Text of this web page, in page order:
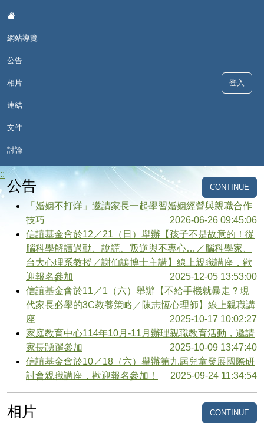
網站導覽
公告
相片
連結
文件
討論
登入
公告 CONTINUE
「婚姻不打烊」邀請家長一起學習婚姻經營與親職合作
技巧
2026-06-26 09:45:06
信誼基金會於12／21（日）舉辦【孩子不是故意的！從
腦科學解讀過動、說謊、叛逆與不專心…／腦科學家、
台大心理系教授／謝伯讓博士主講】線上親職講座，歡
迎報名參加
2025-12-05 13:53:00
信誼基金會於11／1（六）舉辦【不給手機就暴走？現
代家長必學的3C教養策略／陳志恆心理師】線上親職講
座
2025-10-17 10:02:27
家庭教育中心114年10月-11月辦理親職教育活動，邀請
家長踴躍參加
2025-10-09 13:47:40
信誼基金會於10／18（六）舉辦第九屆兒童發展國際研
討會親職講座，歡迎報名參加！
2025-09-24 11:34:54
相片 CONTINUE